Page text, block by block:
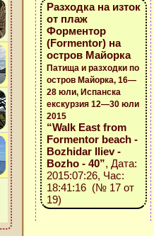
Разходка на изток
от плаж
Форментор
(Formentor) на
остров Майорка
Патища и разходки по
остров Майорка, 16—
28 юли, Испанска
екскурзия 12—30 юли
2015
“Walk East from
Formentor beach -
Bozhidar Iliev -
Bozho - 40”, Дата:
2015:07:26, Час:
18:41:16 (№ 17 от
19)